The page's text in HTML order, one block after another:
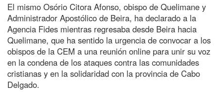
El mismo Osório Citora Afonso, obispo de Quelimane y
Administrador Apostólico de Beira, ha declarado a la
Agencia Fides mientras regresaba desde Beira hacia
Quelimane, que ha sentido la urgencia de convocar a los
obispos de la CEM a una reunión online para unir su voz
en la condena de los ataques contra las comunidades
cristianas y en la solidaridad con la provincia de Cabo
Delgado.